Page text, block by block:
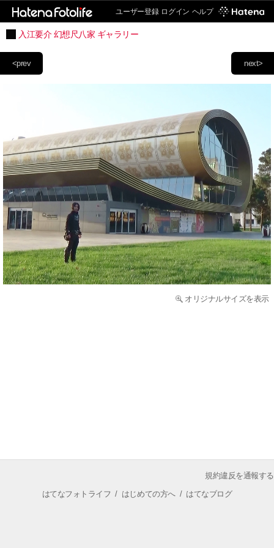
ユーザー登録 ログイン ヘルプ
入江要介 幻想尺八家 ギャラリー
next>
<prev
オリジナルサイズを表示
規約違反を通報する
はてなフォトライフ / はじめての方へ/ はてなブログ